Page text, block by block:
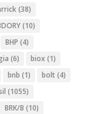
(38)
(10)
BHP (4)
(6) biox (1)
bnb (1) bolt (4)
(1055)
BRK/B (10)